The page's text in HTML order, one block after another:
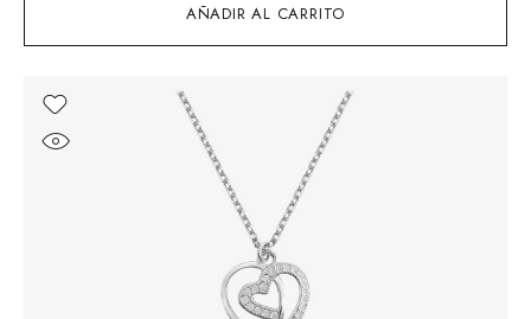
AÑADIR AL CARRITO